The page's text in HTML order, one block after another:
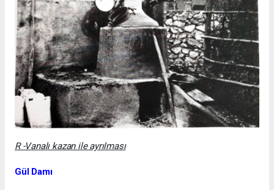
R -Vanalı kazan ile ayrılması
Gül Damı